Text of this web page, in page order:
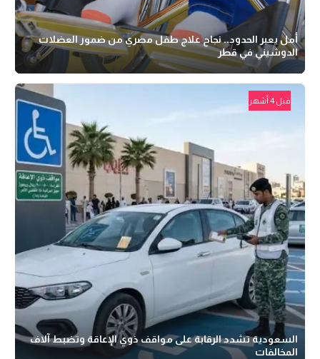
أمل يعبر الحدود.. نجاح علاج طفل مصري من ضمور العضلات
الدوشيني في قطر
قبل 4 أشهر
السعودية تشدد الرقابة على مواقف ذوي الإعاقة وتضبط آلاف
المخالفات